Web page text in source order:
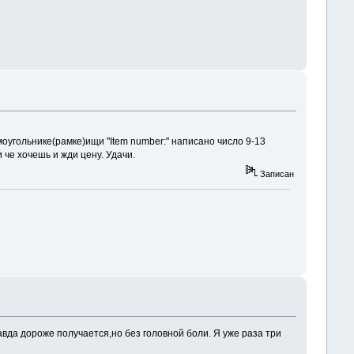
"Item number:" написано число 9-13
хочешь и жди цену. Удачи.
Записан
дороже получается,но без головной боли. Я уже раза три